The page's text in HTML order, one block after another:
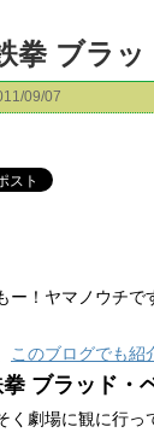
拳 ブラ
09/07
ー！ヤマノウチで
このブログでも紹
拳 ブラッド・
く劇場に観に行っ